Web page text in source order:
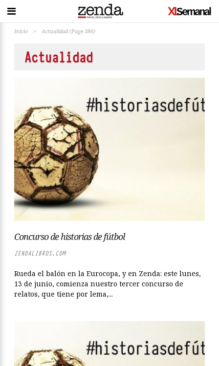
Inicio > Actualidad(Page 386)
Actualidad
Concurso de historias de fútbol
ZENDALIBROS.COM
Rueda el balón en la Eurocopa, y en Zenda: este lunes,
13 de junio, comienza nuestro tercer concurso de
relatos, que tiene por lema,...